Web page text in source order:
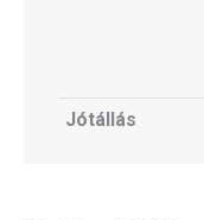
Jótállás